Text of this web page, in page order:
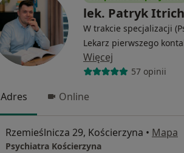
lek. Patryk Itrich
W trakcie specjalizacji
Lekarz pierwszego
Więcej
57 opinii
Adres Online
Rzemieślnicza 29, Kościerzyna • Mapa
Psychiatra Kościerzyna